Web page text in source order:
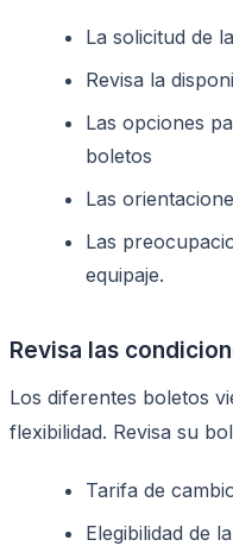
La solicitud de
Revisa la
Las opciones
boletos
Las
Las
equipaje.
Revisa las
Los diferentes boletos
flexibilidad. Revisa su
Tarifa de
Elegibilidad de